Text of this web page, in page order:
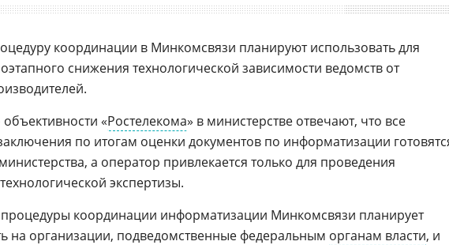
координации в Минкомсвязи планируют использовать для
снижения технологической зависимости ведомств от
«Ростелекома» в министерстве отвечают, что все
по итогам оценки документов по информатизации
а оператор привлекается только для проведения
экспертизы.
координации информатизации Минкомсвязи планирует
на организации, подведомственные федеральным органам власти, и